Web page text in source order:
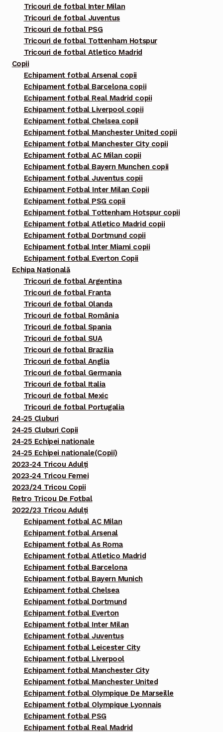
Tricouri de fotbal Inter Milan
Tricouri de fotbal Juventus
Tricouri de fotbal PSG
Tricouri de fotbal Tottenham Hotspur
Tricouri de fotbal Atletico Madrid
Copii
Echipament fotbal Arsenal copii
Echipament fotbal Barcelona copii
Echipament fotbal Real Madrid copii
Echipament fotbal Liverpool copii
Echipament fotbal Chelsea copii
Echipament fotbal Manchester United copii
Echipament fotbal Manchester City copii
Echipament fotbal AC Milan copii
Echipament fotbal Bayern Munchen copii
Echipament fotbal Juventus copii
Echipament Fotbal Inter Milan Copii
Echipament fotbal PSG copii
Echipament fotbal Tottenham Hotspur copii
Echipament fotbal Atletico Madrid copii
Echipament fotbal Dortmund copii
Echipament fotbal Inter Miami copii
Echipament fotbal Everton Copii
Echipa Națională
Tricouri de fotbal Argentina
Tricouri de fotbal Franta
Tricouri de fotbal Olanda
Tricouri de fotbal România
Tricouri de fotbal Spania
Tricouri de fotbal SUA
Tricouri de fotbal Brazilia
Tricouri de fotbal Anglia
Tricouri de fotbal Germania
Tricouri de fotbal Italia
Tricouri de fotbal Mexic
Tricouri de fotbal Portugalia
24-25 Cluburi
24-25 Cluburi Copii
24-25 Echipei nationale
24-25 Echipei nationale(Copii)
2023-24 Tricou Adulți
2023-24 Tricou Femei
2023/24 Tricou Copii
Retro Tricou De Fotbal
2022/23 Tricou Adulți
Echipament fotbal AC Milan
Echipament fotbal Arsenal
Echipament fotbal As Roma
Echipament fotbal Atletico Madrid
Echipament fotbal Barcelona
Echipament fotbal Bayern Munich
Echipament fotbal Chelsea
Echipament fotbal Dortmund
Echipament fotbal Everton
Echipament fotbal Inter Milan
Echipament fotbal Juventus
Echipament fotbal Leicester City
Echipament fotbal Liverpool
Echipament fotbal Manchester City
Echipament fotbal Manchester United
Echipament fotbal Olympique De Marseille
Echipament fotbal Olympique Lyonnais
Echipament fotbal PSG
Echipament fotbal Real Madrid